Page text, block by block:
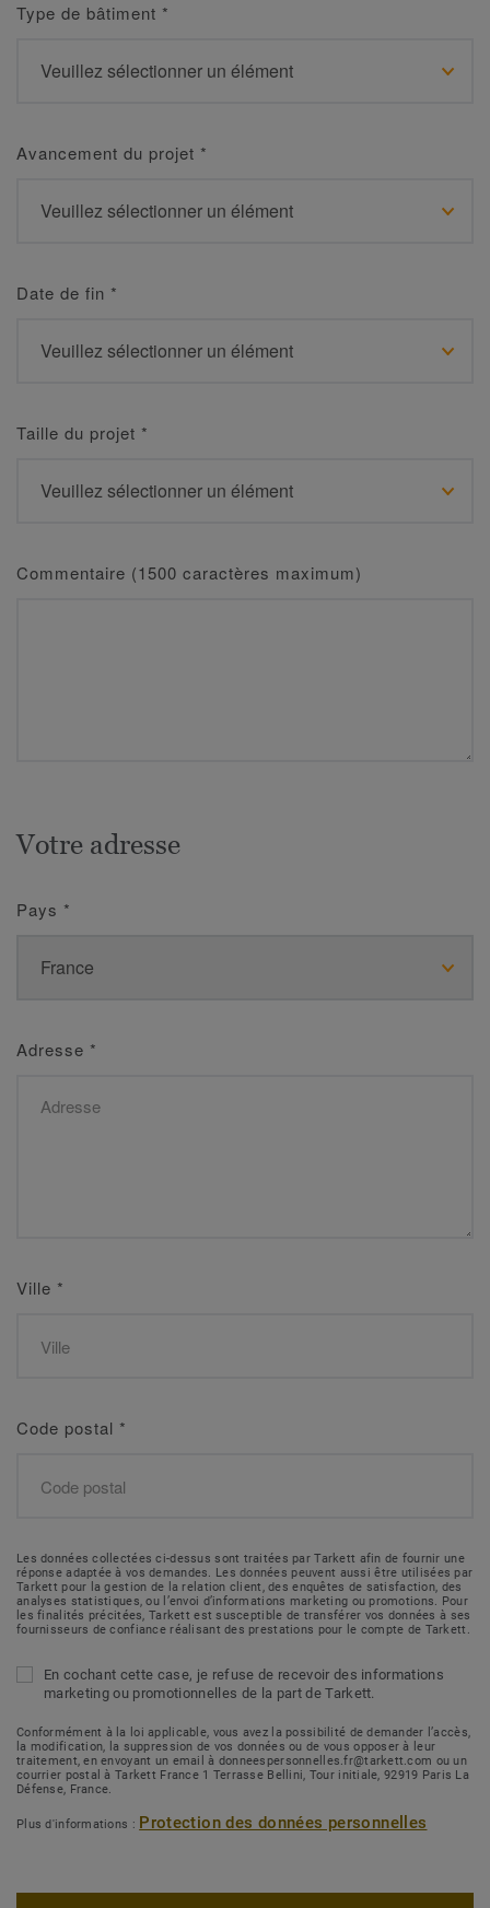
Type de bâtiment *
Avancement du projet *
Date de fin *
Taille du projet *
Commentaire (1500 caractères maximum)
Votre adresse
Pays *
Adresse *
Ville *
Code postal *
Les données collectées ci-dessus sont traitées par Tarkett afin de fournir une
réponse adaptée à vos demandes. Les données peuvent aussi être utilisées par
Tarkett pour la gestion de la relation client, des enquêtes de satisfaction, des
analyses statistiques, ou l’envoi d’informations marketing ou promotions. Pour
les finalités précitées, Tarkett est susceptible de transférer vos données à ses
fournisseurs de confiance réalisant des prestations pour le compte de Tarkett.
En cochant cette case, je refuse de recevoir des informations
marketing ou promotionnelles de la part de Tarkett.
Conformément à la loi applicable, vous avez la possibilité de demander l’accès,
la modification, la suppression de vos données ou de vous opposer à leur
traitement, en envoyant un email à donneespersonnelles.fr@tarkett.com ou un
courrier postal à Tarkett France 1 Terrasse Bellini, Tour initiale, 92919 Paris La
Défense, France.
Plus d'informations : Protection des données personnelles